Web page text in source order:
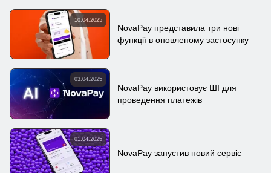
10.04.2025
NovaPay представила три нові
функції в оновленому застосунку
03.04.2025
NovaPay використовує ШІ для
проведення платежів
01.04.2025
NovaPay запустив новий сервіс